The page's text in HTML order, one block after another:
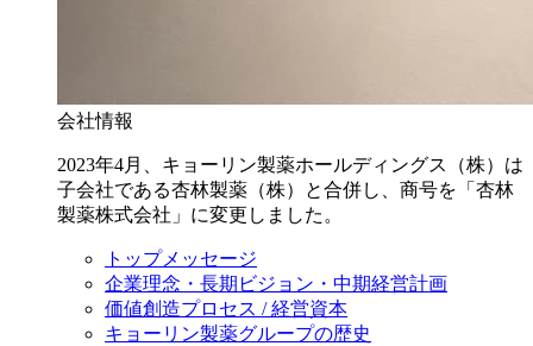
会社情報
2023年4月、キョーリン製薬ホールディングス（株）は
子会社である杏林製薬（株）と合併し、商号を「杏林
製薬株式会社」に変更しました。
トップメッセージ
企業理念・長期ビジョン・中期経営計画
価値創造プロセス / 経営資本
キョーリン製薬グループの歴史